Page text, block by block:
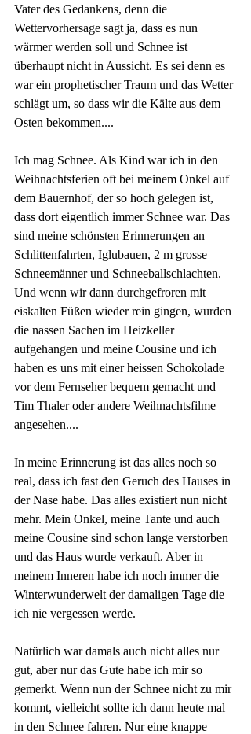
Vater des Gedankens, denn die
Wettervorhersage sagt ja, dass es nun
wärmer werden soll und Schnee ist
überhaupt nicht in Aussicht. Es sei denn es
war ein prophetischer Traum und das Wetter
schlägt um, so dass wir die Kälte aus dem
Osten bekommen....
Ich mag Schnee. Als Kind war ich in den
Weihnachtsferien oft bei meinem Onkel auf
dem Bauernhof, der so hoch gelegen ist,
dass dort eigentlich immer Schnee war. Das
sind meine schönsten Erinnerungen an
Schlittenfahrten, Iglubauen, 2 m grosse
Schneemänner und Schneeballschlachten.
Und wenn wir dann durchgefroren mit
eiskalten Füßen wieder rein gingen, wurden
die nassen Sachen im Heizkeller
aufgehangen und meine Cousine und ich
haben es uns mit einer heissen Schokolade
vor dem Fernseher bequem gemacht und
Tim Thaler oder andere Weihnachtsfilme
angesehen....
In meine Erinnerung ist das alles noch so
real, dass ich fast den Geruch des Hauses in
der Nase habe. Das alles existiert nun nicht
mehr. Mein Onkel, meine Tante und auch
meine Cousine sind schon lange verstorben
und das Haus wurde verkauft. Aber in
meinem Inneren habe ich noch immer die
Winterwunderwelt der damaligen Tage die
ich nie vergessen werde.
Natürlich war damals auch nicht alles nur
gut, aber nur das Gute habe ich mir so
gemerkt. Wenn nun der Schnee nicht zu mir
kommt, vielleicht sollte ich dann heute mal
in den Schnee fahren. Nur eine knappe